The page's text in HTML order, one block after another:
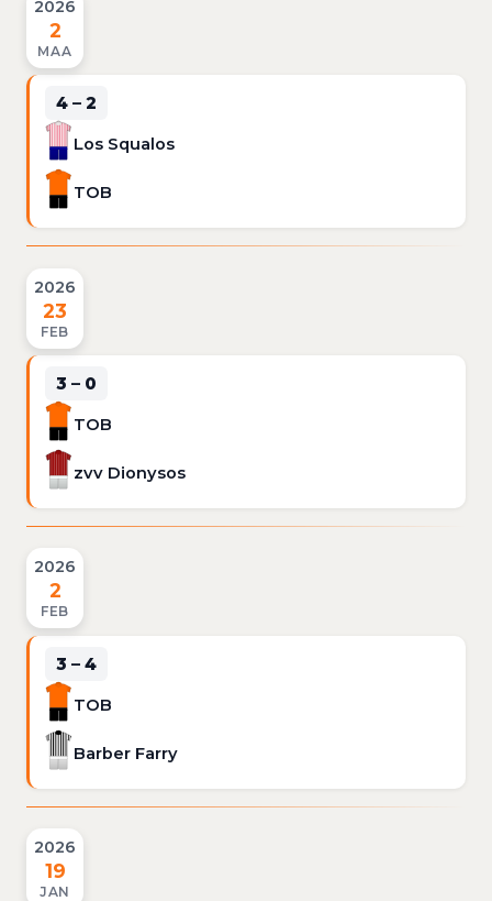
2026
2
MAA
4 – 2
Los Squalos
TOB
2026
23
FEB
3 – 0
TOB
zvv Dionysos
2026
2
FEB
3 – 4
TOB
Barber Farry
2026
19
JAN